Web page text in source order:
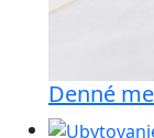
Denné